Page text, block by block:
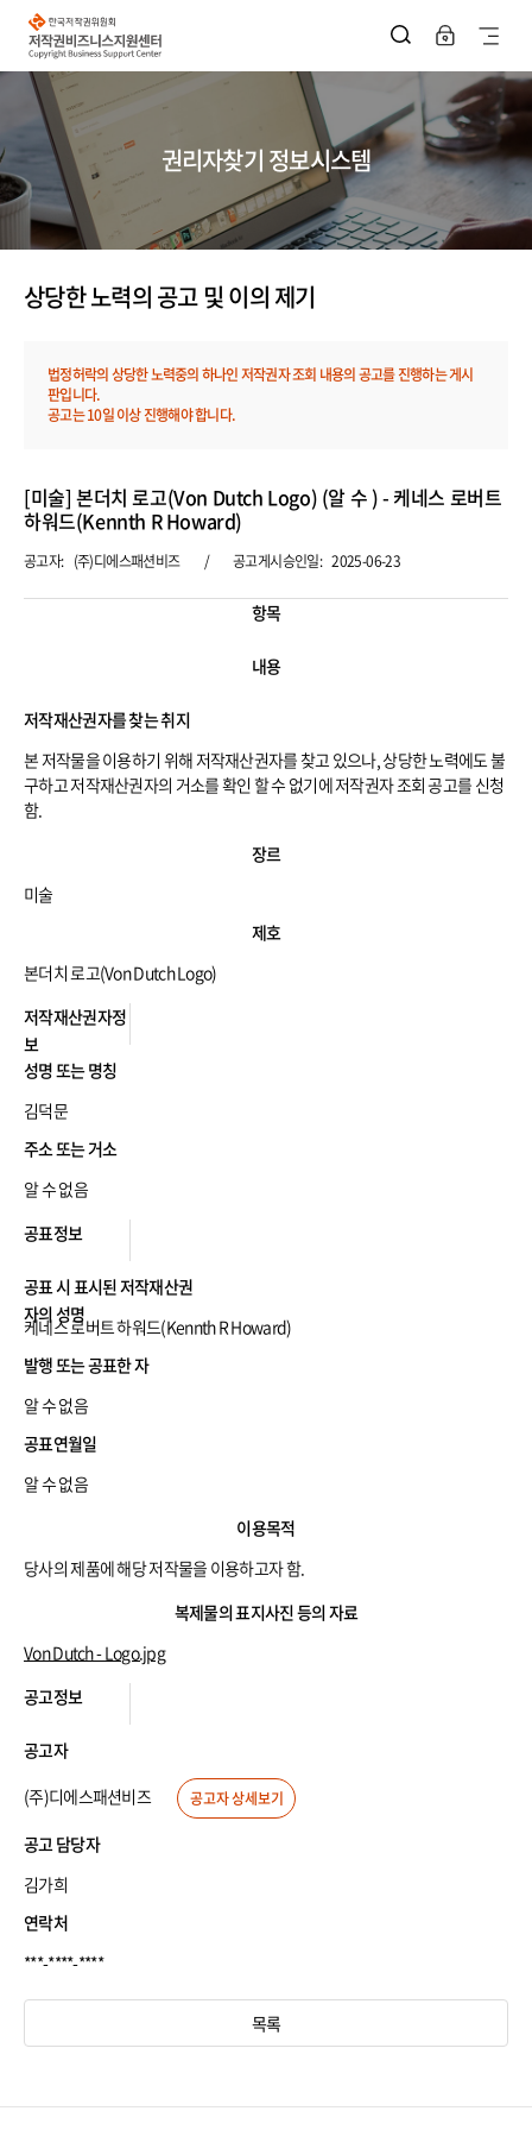
한
국
저
작
권
위
회
권
비
즈
니
스
원
센
사
이
트
지
도
열
권리자찾기 정보시스템
상당한 노력의 공고 및 이의 제기
법정허락의 상당한 노력중의 하나인 저작권자 조회 내용의 공고를 진행하는 게시
판입니다.
공고는 10일 이상 진행해야 합니다.
상
당
한
력
공
[미술] 본더치 로고(Von Dutch Logo) (알 수 ) - 케네스 로버트
하워드(Kennth R Howard)
공고자: (주)디에스패션비즈 / 공고게시승인일: 2025-06-23
저
를
찾
는
취
지
항목
내용
저작재산권자를 찾는 취지
본 저작물을 이용하기 위해 저작재산권자를 찾고 있으나, 상당한 노력에도 불
구하고 저작재산권자의 거소를 확인 할 수 없기에 저작권자 조회 공고를 신청
함.
물
장
호
장르
미술
제호
본더치 로고(Von Dutch Logo)
저
작
재
산
권
자
정
보
저작재산권자정
보
성명 또는 명칭
김덕문
주소 또는 거소
알 수 없음
공
표
보
공표정보
공표 시 표시된 저작재산권
자의 성명
케네스 로버트 하워드(Kennth R Howard)
발행 또는 공표한 자
알 수 없음
공표연월일
알 수 없음
물
이
이용목적
당사의 제품에 해당 저작물을 이용하고자 함.
물
의
지
사
등
첨
부
자
복제물의 표지사진 등의 자료
Von Dutch - Logo.jpg
공
고
정
보
연
락
처
공고정보
공고자
(주)디에스패션비즈
공고자 상세보기
공고 담당자
김가희
연락처
***-****-****
목록